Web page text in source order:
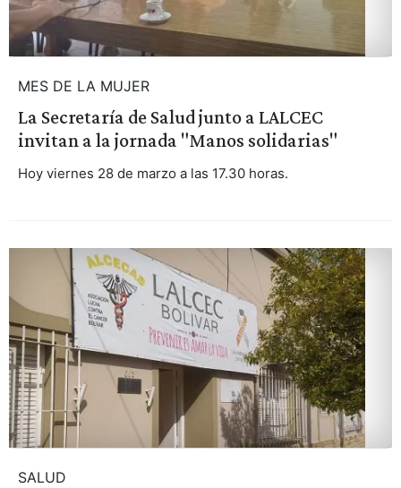
MES DE LA MUJER
La Secretaría de Salud junto a LALCEC
invitan a la jornada "Manos solidarias"
Hoy viernes 28 de marzo a las 17.30 horas.
SALUD